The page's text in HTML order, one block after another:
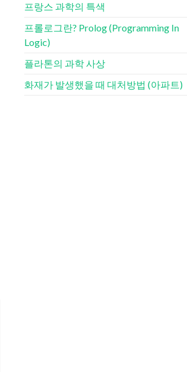
프랑스 과학의 특색
프롤로그란? Prolog (Programming In
Logic)
플라톤의 과학 사상
화재가 발생했을 때 대처방법 (아파트)